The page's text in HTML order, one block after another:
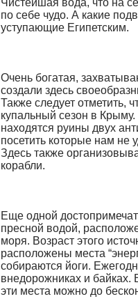
Чистейшая вода, что на
по себе чудо. А какие
уступающие Египетским.
Очень богатая,
создали здесь
Также следует отметить,
купальный сезон в
находятся руины двух
посетить которые нам не
Здесь также
корабли.
Еще одной
пресной водой,
моря. Возраст этого
расположены места
собираются йоги.
внедорожниках и
эти места можно до